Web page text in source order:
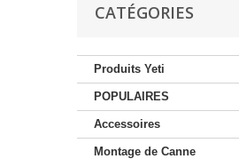
CATÉGORIES
Produits Yeti
POPULAIRES
Accessoires
Montage de Canne